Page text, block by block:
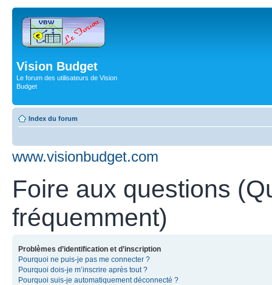
Vision Budget
Le forum des utilisateurs de Vision
Budget
Index du forum
www.visionbudget.com
Foire aux questions
fréquemment)
Problèmes d’identification et d’inscription
Pourquoi ne puis-je pas me connecter ?
Pourquoi dois-je m’inscrire après tout ?
Pourquoi suis-je automatiquement déconnecté ?